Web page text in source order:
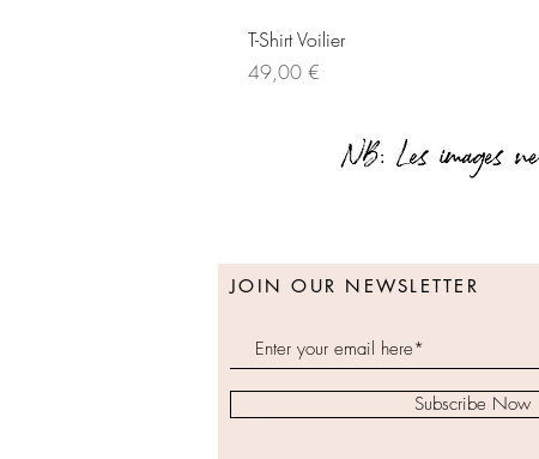
T-Shirt Voilier
Prix
49,00 €
JOIN OUR NEWSLETTER
Subscribe Now